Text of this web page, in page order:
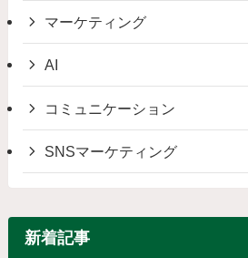
マーケティング
AI
コミュニケーション
SNSマーケティング
新着記事